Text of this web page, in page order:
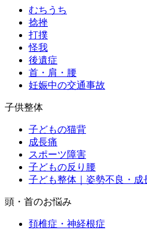
むちうち
捻挫
打撲
怪我
後遺症
首・肩・腰
妊娠中の交通事故
子供整体
子どもの猫背
成長痛
スポーツ障害
子どもの反り腰
子ども整体｜姿勢不良・成
頭・首のお悩み
頚椎症・神経根症